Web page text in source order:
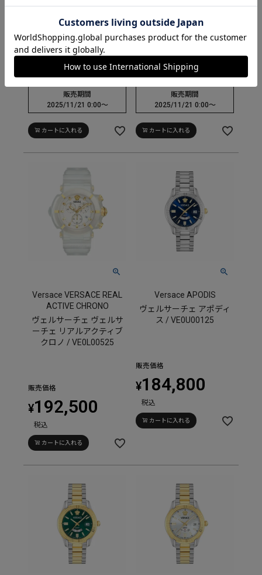
販売価格
¥192,500
税込
販売期間
2025/11/21 0:00〜
カートに入れる
販売価格
¥192,500
税込
販売期間
2025/11/21 0:00〜
カートに入れる
Versace VERSACE REAL
ACTIVE CHRONO
ヴェルサーチェ ヴェルサ
ーチェ リアルアクティブ
クロノ / VE0L00525
販売価格
¥192,500
税込
カートに入れる
Versace APODIS
ヴェルサーチェ アポディ
ス / VE0U00125
販売価格
¥184,800
税込
カートに入れる